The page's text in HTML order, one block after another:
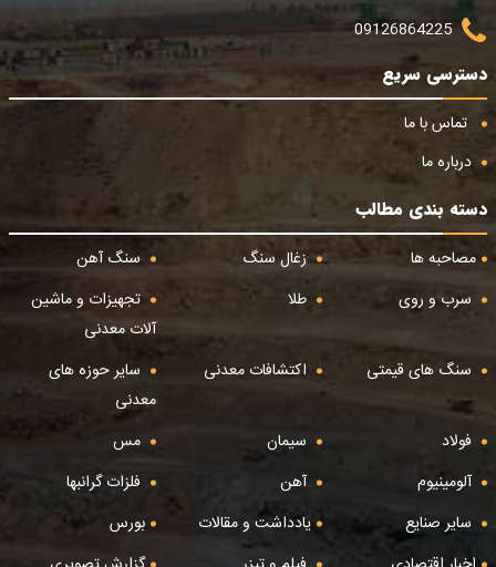
09126864225
دسترسی سریع
تماس با ما
درباره ما
دسته بندی مطالب
مصاحبه ها
زغال سنگ
سنگ آهن
سرب و روی
طلا
تجهیزات و ماشین
آلات معدنی
سنگ های قیمتی
اکتشافات معدنی
سایر حوزه های
معدنی
فولاد
سیمان
مس
آلومینیوم
آهن
فلزات گرانبها
سایر صنایع
یادداشت و مقالات
بورس